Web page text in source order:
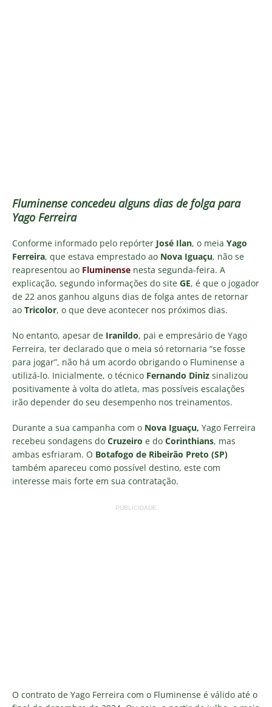
Fluminense concedeu alguns dias de folga para
Yago Ferreira
Conforme informado pelo repórter José Ilan, o meia Yago
Ferreira, que estava emprestado ao Nova Iguaçu, não se
reapresentou ao Fluminense nesta segunda-feira. A
explicação, segundo informações do site GE, é que o jogador
de 22 anos ganhou alguns dias de folga antes de retornar
ao Tricolor, o que deve acontecer nos próximos dias.
No entanto, apesar de Iranildo, pai e empresário de Yago
Ferreira, ter declarado que o meia só retornaria “se fosse
para jogar”, não há um acordo obrigando o Fluminense a
utilizá-lo. Inicialmente, o técnico Fernando Diniz sinalizou
positivamente à volta do atleta, mas possíveis escalações
irão depender do seu desempenho nos treinamentos.
Durante a sua campanha com o Nova Iguaçu, Yago Ferreira
recebeu sondagens do Cruzeiro e do Corinthians, mas
ambas esfriaram. O Botafogo de Ribeirão Preto (SP)
também apareceu como possível destino, este com
interesse mais forte em sua contratação.
PUBLICIDADE
O contrato de Yago Ferreira com o Fluminense é válido até o